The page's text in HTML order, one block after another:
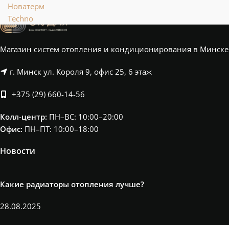
Новатерм
Techno
Магазин систем отопления и кондиционирования в Минске
г. Минск ул. Короля 9, офис 25, 6 этаж
+375 (29) 660-14-56
Колл-центр: ПН–ВС: 10:00–20:00​
Офис: ПН–ПТ: 10:00–18:00
Новости
Какие радиаторы отопления лучше?
28.08.2025